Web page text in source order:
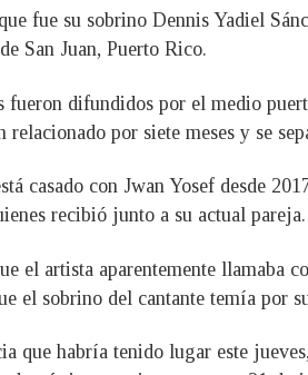
fue su sobrino Dennis Yadiel
San Juan, Puerto Rico.
fueron difundidos por el medio
por siete meses y se
casado con Jwan Yosef desde
recibió junto a su actual pareja.
el artista aparentemente llamaba
el sobrino del cantante temía por
que habría tenido lugar este